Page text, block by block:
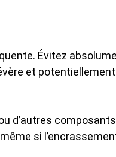
Évitez
et
d’autres
si